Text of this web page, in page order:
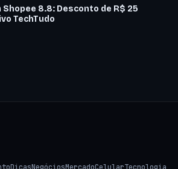
Shopee 8.8: Desconto de R$ 25
TechTudo
DicasNegóciosMercadoCelularTecnologia